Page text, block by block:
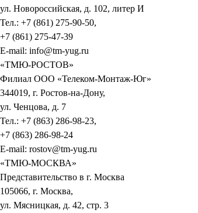
ул. Новороссийская, д. 102, литер И
Тел.: +7 (861) 275-90-50,
+7 (861) 275-47-39
E-mail: info@tm-yug.ru
«ТМЮ-РОСТОВ»
Филиал ООО «Телеком-Монтаж-Юг»
344019, г. Ростов-на-Дону,
ул. Ченцова, д. 7
Тел.: +7 (863) 286-98-23,
+7 (863) 286-98-24
E-mail: rostov@tm-yug.ru
«ТМЮ-МОСКВА»
Представительство в г. Москва
105066, г. Москва,
ул. Мясницкая, д. 42, стр. 3